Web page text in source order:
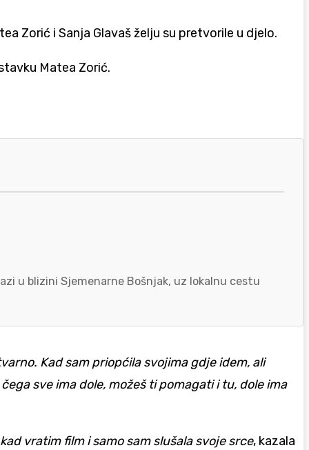
Zorić i Sanja Glavaš želju su pretvorile u djelo.
Matea Zorić.
u blizini Sjemenarne Bošnjak, uz lokalnu cestu
Kad sam priopćila svojima gdje idem, ali
sve ima dole, možeš ti pomagati i tu, dole ima
vratim film i samo sam slušala svoje srce, kazala